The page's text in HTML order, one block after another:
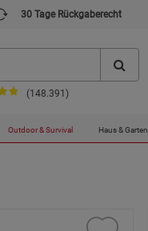
30 Tage Rückgaberecht
(148.391)
Outdoor & Survival Haus & Garten